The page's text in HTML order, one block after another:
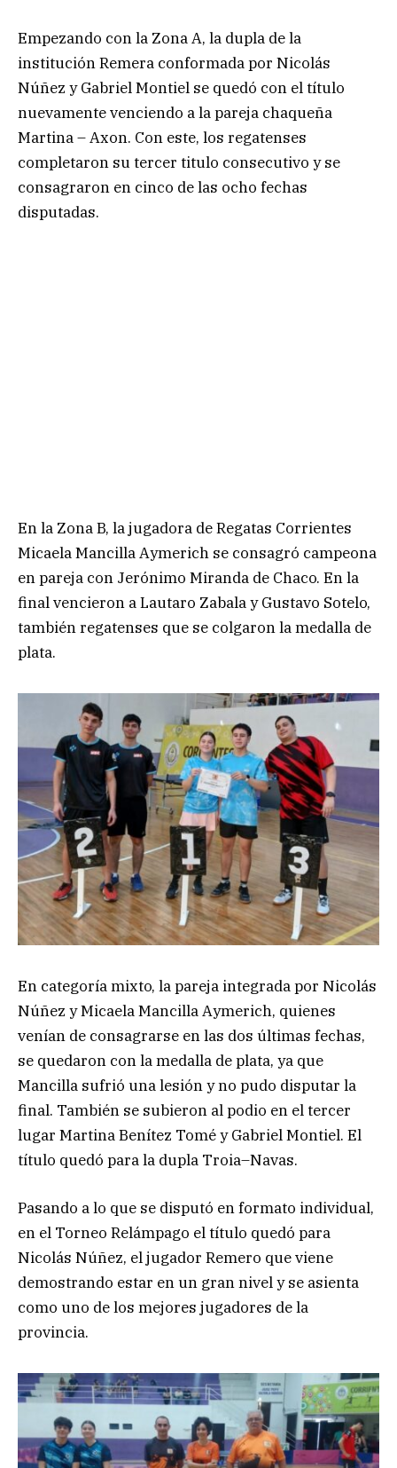
Empezando con la Zona A, la dupla de la
institución Remera conformada por Nicolás
Núñez y Gabriel Montiel se quedó con el título
nuevamente venciendo a la pareja chaqueña
Martina – Axon. Con este, los regatenses
completaron su tercer titulo consecutivo y se
consagraron en cinco de las ocho fechas
disputadas.
En la Zona B, la jugadora de Regatas Corrientes
Micaela Mancilla Aymerich se consagró campeona
en pareja con Jerónimo Miranda de Chaco. En la
final vencieron a Lautaro Zabala y Gustavo Sotelo,
también regatenses que se colgaron la medalla de
plata.
En categoría mixto, la pareja integrada por Nicolás
Núñez y Micaela Mancilla Aymerich, quienes
venían de consagrarse en las dos últimas fechas,
se quedaron con la medalla de plata, ya que
Mancilla sufrió una lesión y no pudo disputar la
final. También se subieron al podio en el tercer
lugar Martina Benítez Tomé y Gabriel Montiel. El
título quedó para la dupla Troia–Navas.
Pasando a lo que se disputó en formato individual,
en el Torneo Relámpago el título quedó para
Nicolás Núñez, el jugador Remero que viene
demostrando estar en un gran nivel y se asienta
como uno de los mejores jugadores de la
provincia.